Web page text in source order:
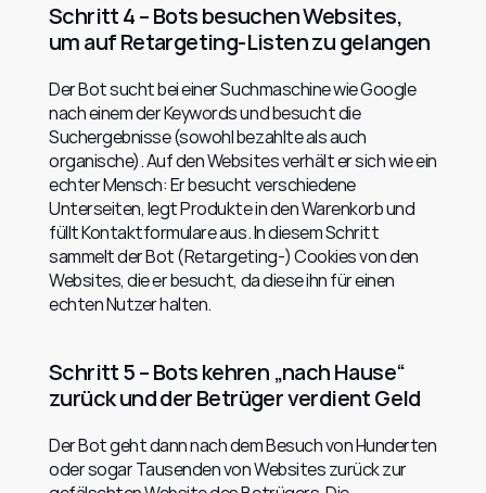
Schritt 4 – Bots besuchen Websites,
um auf Retargeting-Listen zu gelangen
Der Bot sucht bei einer Suchmaschine wie Google
nach einem der Keywords und besucht die
Suchergebnisse (sowohl bezahlte als auch
organische). Auf den Websites verhält er sich wie ein
echter Mensch: Er besucht verschiedene
Unterseiten, legt Produkte in den Warenkorb und
füllt Kontaktformulare aus. In diesem Schritt
sammelt der Bot (Retargeting-) Cookies von den
Websites, die er besucht, da diese ihn für einen
echten Nutzer halten.
Schritt 5 – Bots kehren „nach Hause“
zurück und der Betrüger verdient Geld
Der Bot geht dann nach dem Besuch von Hunderten
oder sogar Tausenden von Websites zurück zur